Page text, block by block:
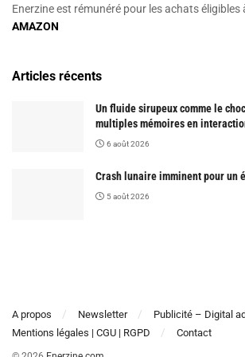
Enerzine est rémunéré pour les achats
AMAZON
Articles récents
Un fluide sirupeux comme le
multiples mémoires en
6 août 2026
Crash lunaire imminent pour un
5 août 2026
A propos Newsletter
Publicité – Digital
Mentions légales | CGU | RGPD
Contact